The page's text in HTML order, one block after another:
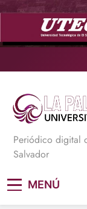
Saltar
La
Periódico digital
Salvador
MENÚ